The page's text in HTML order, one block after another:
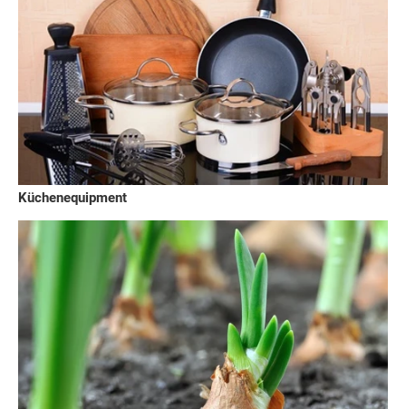
Küchenequipment